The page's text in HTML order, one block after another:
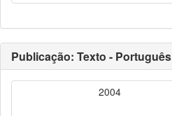
Publicação: Texto - Português
2004